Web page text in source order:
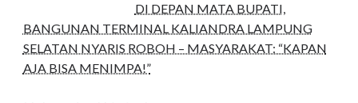
DI DEPAN MATA BUPATI,
BANGUNAN TERMINAL KALIANDRA LAMPUNG
SELATAN NYARIS ROBOH – MASYARAKAT: “KAPAN
AJA BISA MENIMPA!”